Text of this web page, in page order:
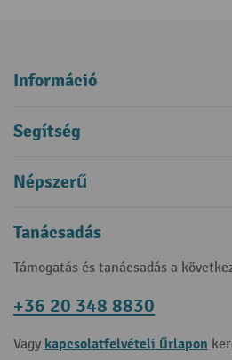
Információ
Segítség
Népszerű
Tanácsadás
Támogatás és tanácsadás a
+36 20 348 8830
Vagy kapcsolatfelvételi űrlapon